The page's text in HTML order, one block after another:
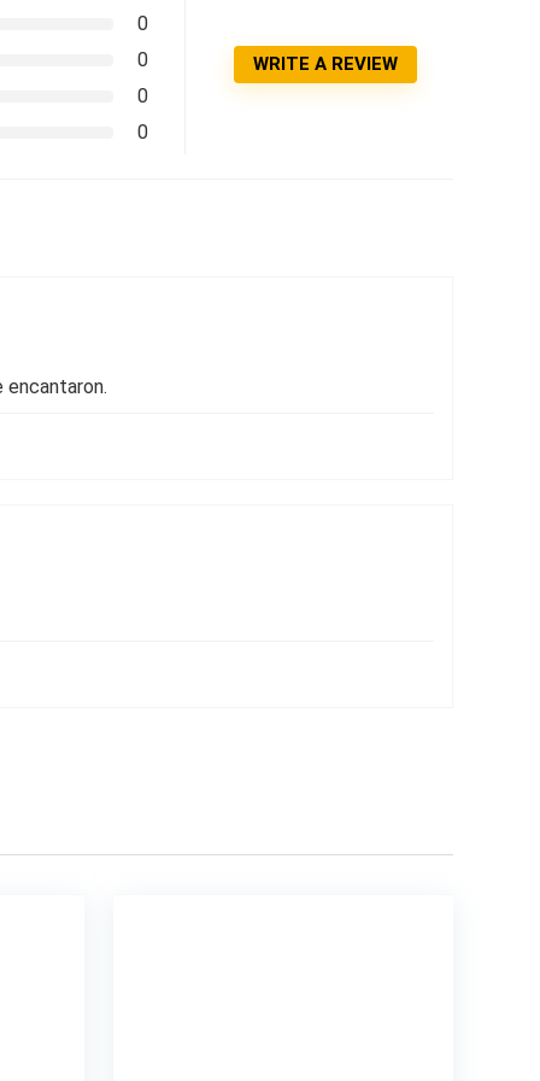
0
0
0
0
WRITE A REVIEW
encantaron.